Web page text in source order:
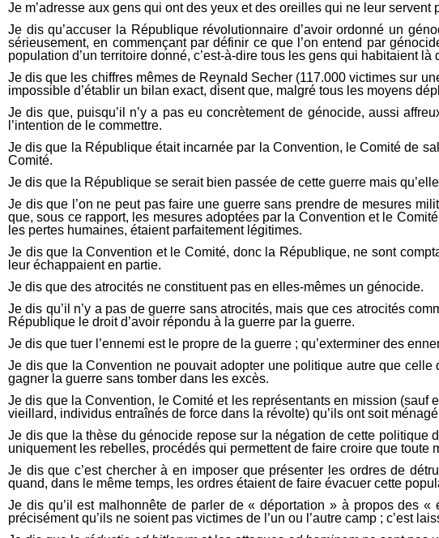
Je m’adresse aux gens qui ont des yeux et des oreilles qui ne leur servent
Je dis qu’accuser la République révolutionnaire d’avoir ordonné un
sérieusement, en commençant par définir ce que l’on entend par
population d’un territoire donné, c’est-à-dire tous les gens qui habitaient là
Je dis que les chiffres mêmes de Reynald Secher (117.000 victimes sur
impossible d’établir un bilan exact, disent que, malgré tous les moyens
Je dis que, puisqu’il n’y a pas eu concrètement de génocide, aussi
l’intention de le commettre.
Je dis que la République était incarnée par la Convention, le Comité de
Comité.
Je dis que la République se serait bien passée de cette guerre mais
Je dis que l’on ne peut pas faire une guerre sans prendre de mesures
que, sous ce rapport, les mesures adoptées par la Convention et le
les pertes humaines, étaient parfaitement légitimes.
Je dis que la Convention et le Comité, donc la République, ne sont
leur échappaient en partie.
Je dis que des atrocités ne constituent pas en elles-mêmes un génocide.
Je dis qu’il n’y a pas de guerre sans atrocités, mais que ces atrocités
République le droit d’avoir répondu à la guerre par la guerre.
Je dis que tuer l’ennemi est le propre de la guerre ; qu’exterminer des
Je dis que la Convention ne pouvait adopter une politique autre que
gagner la guerre sans tomber dans les excès.
Je dis que la Convention, le Comité et les représentants en mission
vieillard, individus entraînés de force dans la révolte) qu’ils ont soit
Je dis que la thèse du génocide repose sur la négation de cette politique
uniquement les rebelles, procédés qui permettent de faire croire que
Je dis que c’est chercher à en imposer que présenter les ordres de
quand, dans le même temps, les ordres étaient de faire évacuer cette
Je dis qu’il est malhonnête de parler de « déportation » à propos des
précisément qu’ils ne soient pas victimes de l’un ou l’autre camp ; c’est